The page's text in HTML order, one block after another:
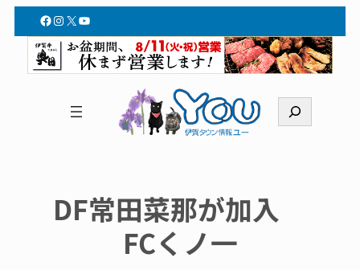
Facebook
Instagram
X YouTube
索
DF常田菜那が加入
FCくノ一